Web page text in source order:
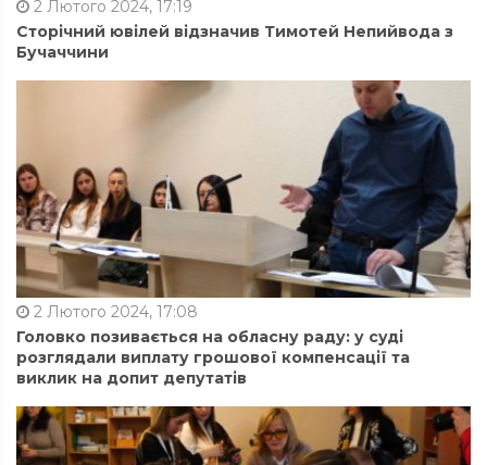
2 Лютого 2024, 17:19
Сторічний ювілей відзначив Тимотей Непийвода з
Бучаччини
2 Лютого 2024, 17:08
Головко позивається на обласну раду: у суді
розглядали виплату грошової компенсації та
виклик на допит депутатів